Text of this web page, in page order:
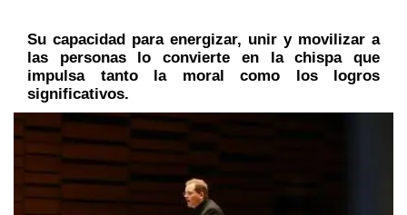
Su capacidad para energizar, unir y movilizar a
las personas lo convierte en la chispa que
impulsa tanto la moral como los logros
significativos.